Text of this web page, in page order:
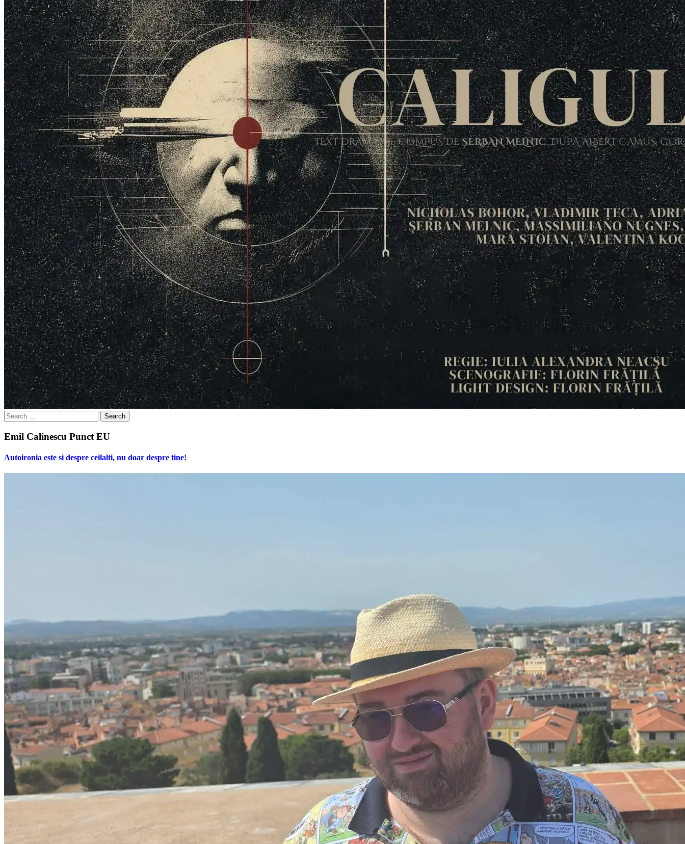
Search
for:
Emil Calinescu Punct EU
Autoironia este si despre ceilalti, nu doar despre tine!